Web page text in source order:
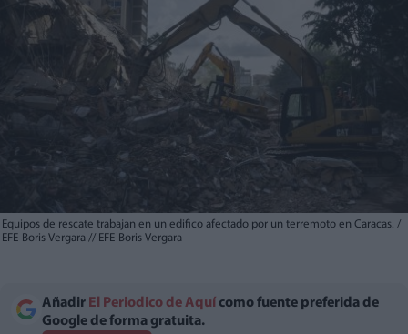
Equipos de rescate trabajan en un edifico afectado por un terremoto en Caracas. /
EFE-Boris Vergara // EFE-Boris Vergara
Añadir El Periodico de Aquí como fuente preferida de
Google de forma gratuita.